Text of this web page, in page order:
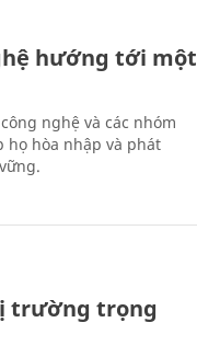
hướng tới một
nghệ và các nhóm
họ hòa nhập và phát
trường trọng